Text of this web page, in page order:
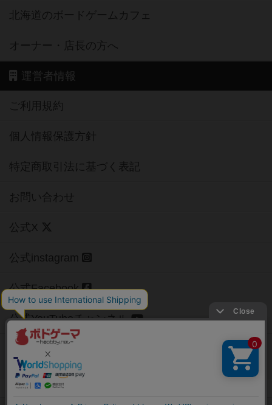
北海道のボードゲームカフェ
オーナー・店長の方へ
運営者情報
ご利用規約
個人情報保護方針
特定商取引法に基づく表記
お問い合わせ
公式X
公式instagram
公式Facebook
公式YouTubeチャンネル